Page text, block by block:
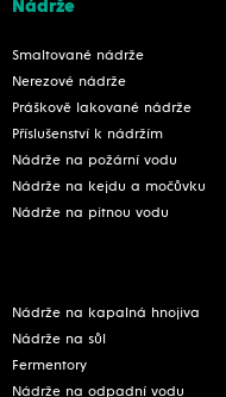
Nádrže
Smaltované nádrže
Nerezové nádrže
Práškově lakované nádrže
Příslušenství k nádržím
Nádrže na požární vodu
Nádrže na kejdu a močůvku
Nádrže na pitnou vodu
Nádrže na kapalná hnojiva
Nádrže na sůl
Fermentory
Nádrže na odpadní vodu